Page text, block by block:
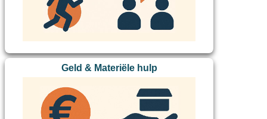
Geld & Materiële hulp